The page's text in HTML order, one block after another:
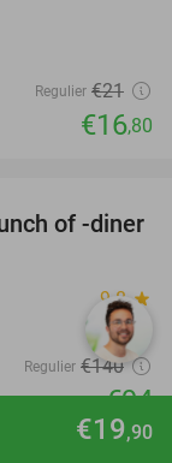
€19,90
Regulier €21
€16,80
33%
of -diner
9.8star
Regulier €140
€94
favorite_border